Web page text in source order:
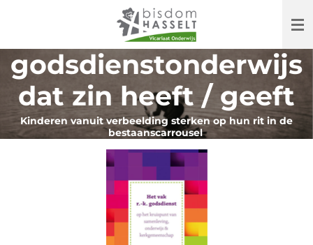
de
hoofdinhoud
godsdienstonderwijs
dat zin heeft / geeft
Kinderen vanuit verbeelding sterken op hun rit in de
bestaanscarrousel